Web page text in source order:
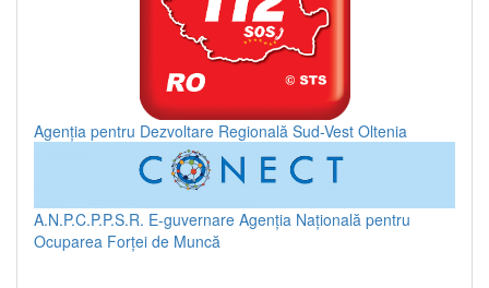
Agenția pentru Dezvoltare Regională Sud-Vest Oltenia
A.N.P.C.P.P.S.R. E-guvernare Agenția Națională pentru
Ocuparea Forței de Muncă